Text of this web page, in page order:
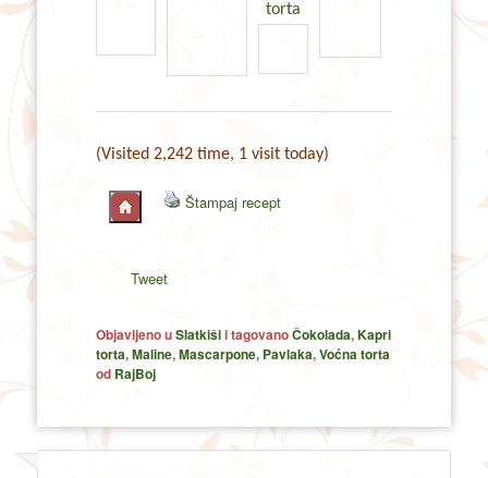
torta
(Visited 2,242 time, 1 visit today)
Štampaj recept
Tweet
Objavljeno uSlatkišii tagovanoČokolada,Kapri
torta,Maline,Mascarpone, Pavlaka,Voćna torta
od RajBoj